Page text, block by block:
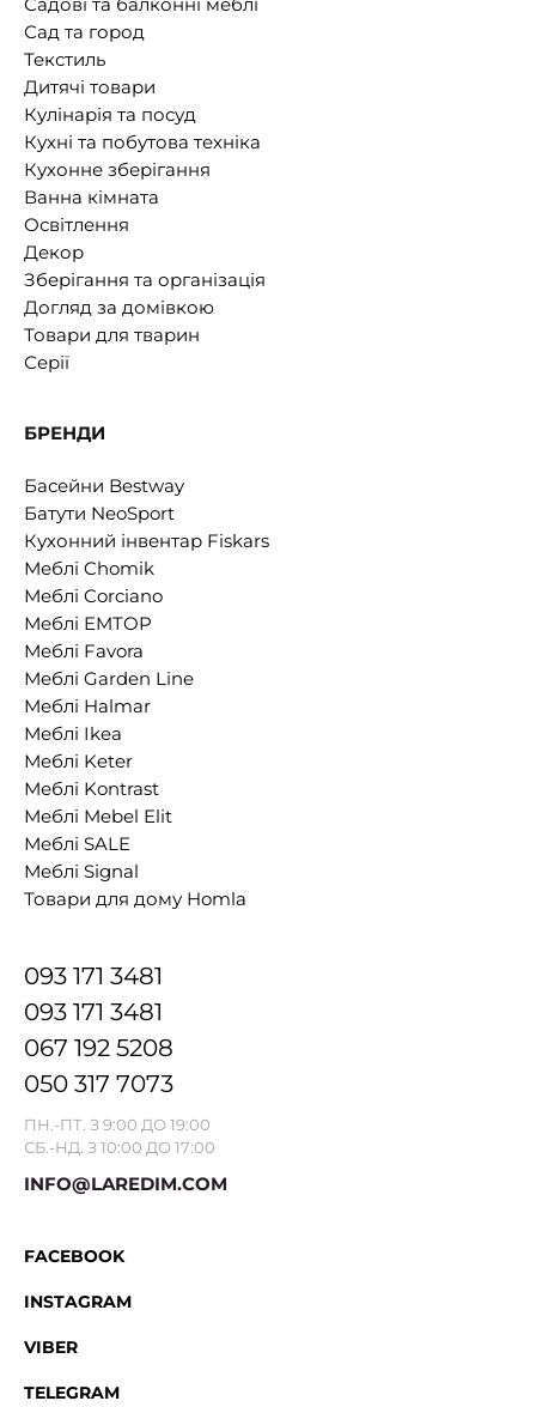
Сад та город
Текстиль
Дитячі товари
Кулінарія та посуд
Кухні та побутова техніка
Кухонне зберігання
Ванна кімната
Освітлення
Декор
Зберігання та організація
Догляд за домівкою
Товари для тварин
Серії
БРЕНДИ
Басейни Bestway
Батути NeoSport
Кухонний інвентар Fiskars
Меблі Chomik
Меблі Corciano
Меблі EMTOP
Меблі Favora
Меблі Garden Line
Меблі Halmar
Меблі Ikea
Меблі Keter
Меблі Kontrast
Меблі Mebel Elit
Меблі SALE
Меблі Signal
Товари для дому Homla
093 171 3481
093 171 3481
067 192 5208
050 317 7073
ПН.-ПТ. З 9:00 ДО 19:00
СБ.-НД. З 10:00 ДО 17:00
INFO@LAREDIM.COM
FACEBOOK
INSTAGRAM
VIBER
TELEGRAM